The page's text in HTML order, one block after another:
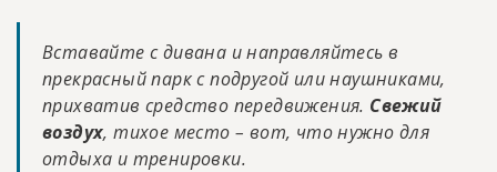
Вставайте с дивана и направляйтесь в
прекрасный парк с подругой или наушниками,
прихватив средство передвижения. Свежий
воздух, тихое место – вот, что нужно для
отдыха и тренировки.